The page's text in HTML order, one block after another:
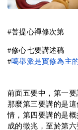
#菩提心禪修次第
#修心七要講述稿
#噶舉派是實修為主
前面五要中，第一
那麼第三要講的是
情，第四要講的是
成的徵兆，至於第